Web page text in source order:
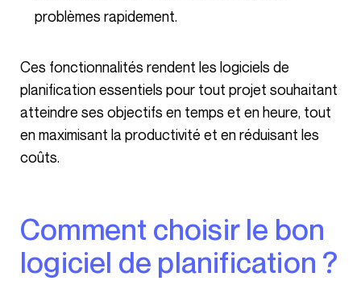
problèmes rapidement.
Ces fonctionnalités rendent les logiciels de
planification essentiels pour tout projet souhaitant
atteindre ses objectifs en temps et en heure, tout
en maximisant la productivité et en réduisant les
coûts.
Comment choisir le bon
logiciel de planification ?